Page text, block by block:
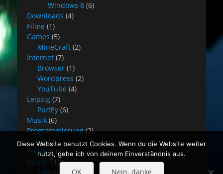
Windows 8 (6)
Downloads (4)
Filme (1)
Games (5)
MineCraft (2)
Internet (7)
Browser (1)
Wordpress (2)
YouTube (4)
Leipzig (7)
PartEy (6)
Musik (6)
Programmierung (2)
C#(2)
Projekte (4)
Reisen (10)
Diese Website benutzt Cookies. Wenn du die Website weiter
nutzt, gehe ich von deinem Einverständnis aus.
OK Nein, danke